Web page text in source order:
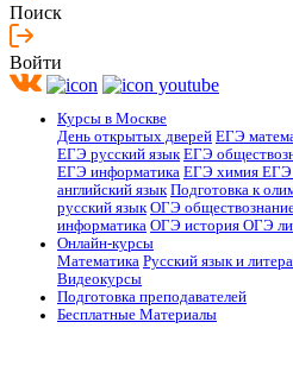
Поиск
Войти
Курсы в Москве
День открытых дверей ЕГЭ
ЕГЭ русский язык ЕГЭ
ЕГЭ информатика ЕГЭ химия ЕГЭ
английский язык Подготовка к
русский язык ОГЭ
информатика ОГЭ история ОГЭ
Онлайн-курсы
Математика Русский язык и
Видеокурсы
Подготовка преподавателей
Бесплатные Материалы